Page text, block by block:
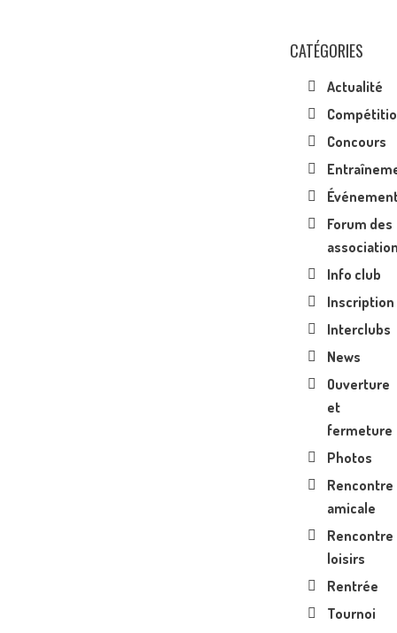
CATÉGORIES
Actualité
Concours
Forum des
Info club
Inscription
Interclubs
News
Ouverture
et
fermeture
Photos
Rencontre
amicale
Rencontre
loisirs
Rentrée
Tournoi